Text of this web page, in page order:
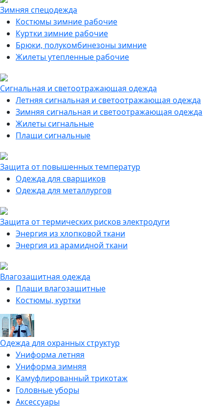
Зимняя спецодежда
Костюмы зимние рабочие
Куртки зимние рабочие
Брюки, полукомбинезоны зимние
Жилеты утепленные рабочие
Сигнальная и светоотражающая одежда
Летняя сигнальная и светоотражающая одежда
Зимняя сигнальная и светоотражающая одежда
Жилеты сигнальные
Плащи сигнальные
Защита от повышенных температур
Одежда для сварщиков
Одежда для металлургов
Защита от термических рисков электродуги
Энергия из хлопковой ткани
Энергия из арамидной ткани
Влагозащитная одежда
Плащи влагозащитные
Костюмы, куртки
Одежда для охранных структур
Униформа летняя
Униформа зимняя
Камуфлированный трикотаж
Головные уборы
Аксессуары